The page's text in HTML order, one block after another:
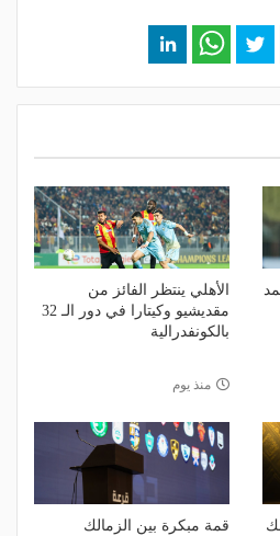
الأهلي ينتظر الفائز من
مقديشيو وكيتارا في دور الـ 32
بالكونفدرالية
منذ يوم
قمة مبكرة بين الزمالك